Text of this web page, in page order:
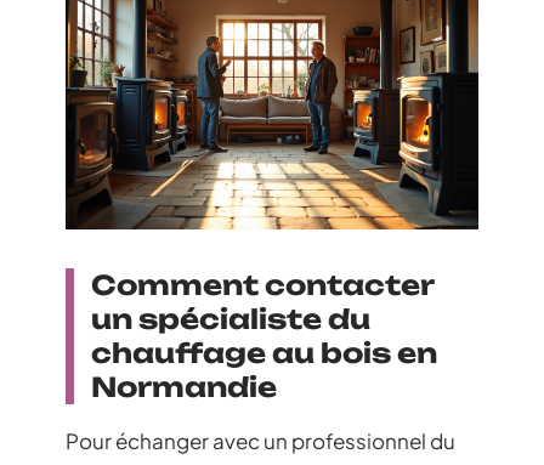
Comment contacter
un spécialiste du
chauffage au bois en
Normandie
Pour échanger avec un professionnel du